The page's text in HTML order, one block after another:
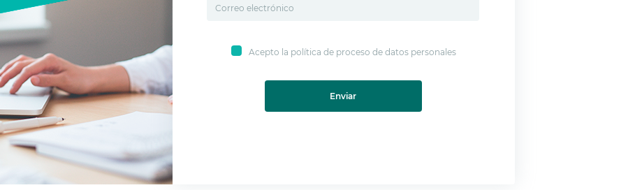
Acepto la política de proceso de datos personales
Enviar